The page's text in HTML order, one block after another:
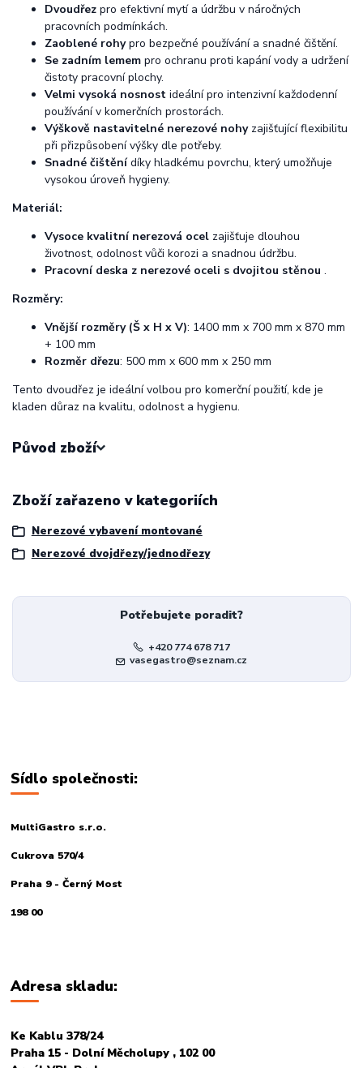
Dvoudřez pro efektivní mytí a údržbu v náročných
pracovních podmínkách.
Zaoblené rohypro bezpečné používání a snadné čištění.
Se zadním lemem pro ochranu proti kapání vody a udržení
čistoty pracovní plochy.
Velmi vysoká nosnost ideální pro intenzivní každodenní
používání v komerčních prostorách.
Výškově nastavitelné nerezové nohyzajišťující flexibilitu
při přizpůsobení výšky dle potřeby.
Snadné čištěnídíky hladkému povrchu, který umožňuje
vysokou úroveň hygieny.
Materiál:
Vysoce kvalitní nerezová ocel zajišťuje dlouhou
životnost, odolnost vůči korozi a snadnou údržbu.
Pracovní deska z nerezové oceli s dvojitou stěnou .
Rozměry:
Vnější rozměry (Š x H x V): 1400 mm x 700 mm x 870 mm
+ 100 mm
Rozměr dřezu: 500 mm x 600 mm x 250 mm
Tento dvoudřez je ideální volbou pro komerční použití, kde je
kladen důraz na kvalitu, odolnost a hygienu.
Původ zboží
Zboží zařazeno v kategoriích
Nerezové vybavení montované
Nerezové dvojdřezy/jednodřezy
Potřebujete poradit?
+420 774 678 717
vasegastro@seznam.cz
Sídlo společnosti:
MultiGastro s.r.o.
Cukrova 570/4
Praha 9 - Černý Most
198 00
Adresa skladu:
Ke Kablu 378/24
Praha 15 - Dolní Měcholupy , 102 00